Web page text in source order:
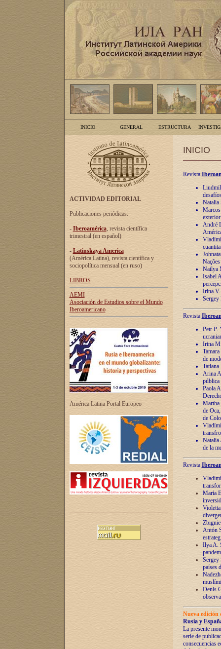
INICIO GENERAL ESTRUCTURA
ACTIVIDAD EDITORIAL
Publicaciones periódicas:
- Iberoamérica, revista científica
trimestral (en español)
- Latinskaya America
(América Latina), revista científica y
sociopolítica mensual (en ruso)
LIBROS
AEMI
Asociación de Estudios sobre el Mundo
Iberoamericano
América Latina Portal Europeo
INICIO
Revista
Natalia
André
Nailya
Isabel
Irina V.
Sergey
Revista
Petr P.
Irina
de
Arina
pública
Paola
Martha
de
de
Natalia
de la
Revista
María
Antón
Ilya A.
Sergey
países
Denis
Nueva
Rusia y
La presente
serie de
consecuencias